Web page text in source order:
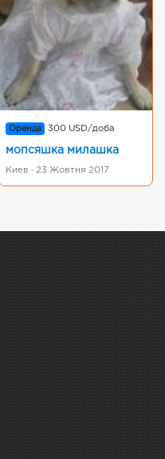
Оренда 300 USD/доба
мопсяшка милашка
Киев · 23 Жовтня 2017